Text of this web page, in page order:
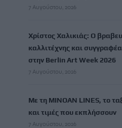
7 Αυγούστου, 2026
Χρίστος Χαλικιάς: Ο
καλλιτέχνης και
στην Berlin Art Week 2026
7 Αυγούστου, 2026
Με τη MINOAN LINES, το
και τιμές που εκπλήσσουν
7 Αυγούστου, 2026